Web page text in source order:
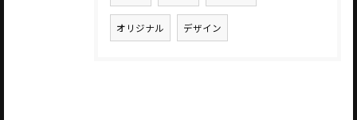
オリジナル デザイン